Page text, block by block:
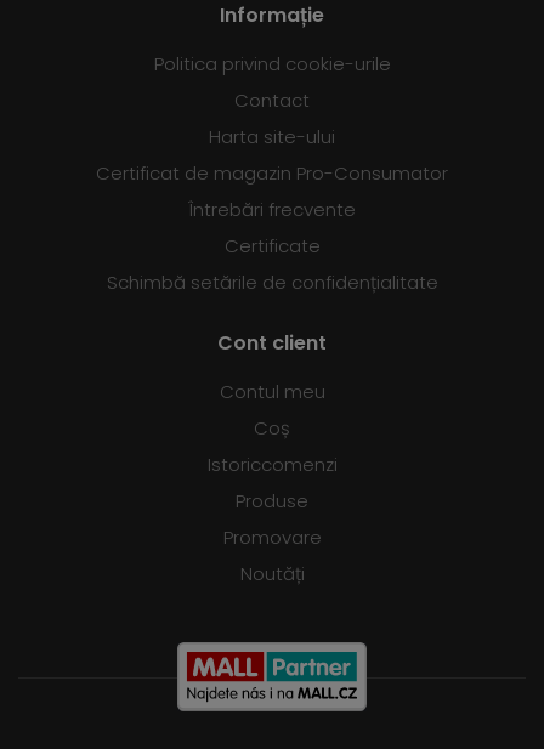
Informație
Politica privind cookie-urile
Contact
Harta site-ului
Certificat de magazin Pro-Consumator
Întrebări frecvente
Certificate
Schimbă setările de confidențialitate
Cont client
Contul meu
Coș
Istoriccomenzi
Produse
Promovare
Noutăți